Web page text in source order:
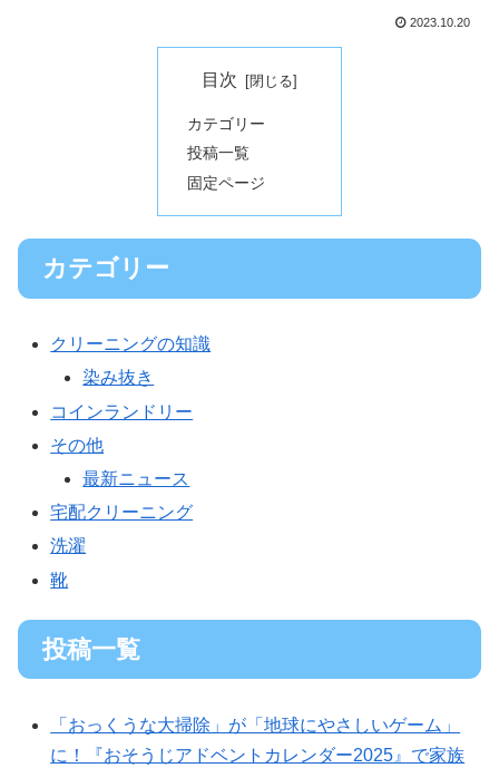
2023.10.20
目次
カテゴリー
投稿一覧
固定ページ
カテゴリー
クリーニングの知識
染み抜き
コインランドリー
その他
最新ニュース
宅配クリーニング
洗濯
靴
投稿一覧
「おっくうな大掃除」が「地球にやさしいゲーム」
に！『おそうじアドベントカレンダー2025』で家族